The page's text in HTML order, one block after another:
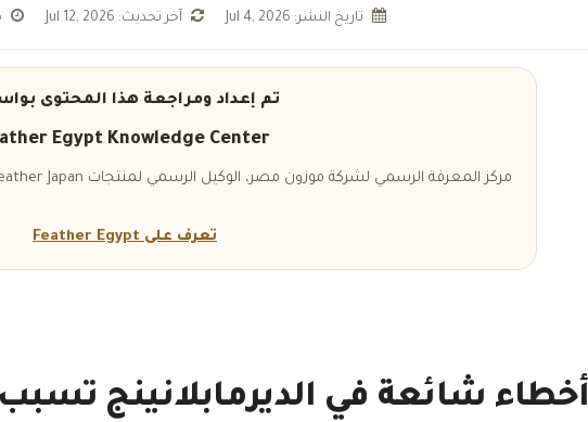
تاريخ النشر: Jul 4, 2026 آخر تحديث: Jul 12, 2026
تم إعداد ومراجعة هذا المحتوى
Egypt Knowledge Center
مركز المعرفة الرسمي لشركة موزون مصر، الوكيل الرسمي لمنتجات Feather Japan في مصر وشمال أفريقيا منذ عام 2020.
تعرف على Feather Egypt
7 أخطاء شائعة في الديرمابلانينج